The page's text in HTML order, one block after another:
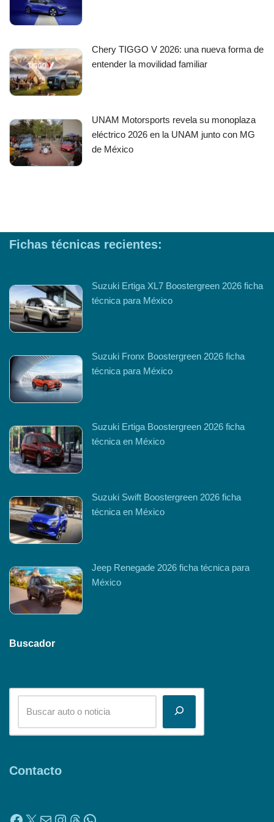
Chery TIGGO V 2026: una nueva forma de
entender la movilidad familiar
UNAM Motorsports revela su monoplaza
eléctrico 2026 en la UNAM junto con MG
de México
Fichas técnicas recientes:
Suzuki Ertiga XL7 Boostergreen 2026 ficha
técnica para México
Suzuki Fronx Boostergreen 2026 ficha
técnica para México
Suzuki Ertiga Boostergreen 2026 ficha
técnica en México
Suzuki Swift Boostergreen 2026 ficha
técnica en México
Jeep Renegade 2026 ficha técnica para
México
Buscador
Contacto